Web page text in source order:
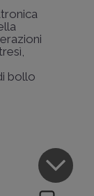
bollo